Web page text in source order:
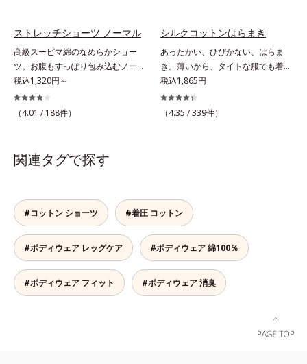
ソフトなテープを使用しており、締
のなめらかな肌ざわりです。ふわふ
ース肌側は、極細のマイクロパイル
を使った特別仕様で、ふわふわの肌
ざわり。レースが肌にあたってチク
チク…という不快感がありません。
ストレッチショーツ ノーマル
高級スーピマ綿のなめらかショー
ツ。お腹もすっぽり包み込むノーマ
ルタイプ。ぴったり密着して、くい
こまない座るとヒップの面積は広が
り、立つと元に戻ります。このよう
け、ヒップをたっぷり包み込む布分
量を使いました。だからどんな動き
すっぽり包み込むノーマルタイプで
す。うっとりするような肌ざわり
「高級スーピマ綿」を贅沢に使用
し、肌にぴたっと吸いつくようなこ
こちよさを感じます。ワンランク上
のなめらかな肌ざわりです。ふわふ
わ感触のレースウエストと脚口のレ
税込1,320円～
（4.01 / 188件）
シルクコットンはらまき
あったかい、ひびかない、はらま
き。薄いから、タイトな服でも着こ
なしスマート。贅沢なダブル素材
で、薄手なのに驚くほどポカポカ肌
側はシルク100％、表側はコットン
対応します。
税込1,865円
（4.35 /339件）
関連タグで探す
#コットン ショーツ #着圧 コットン
#ボディウェア レッグケア #ボディウェア 綿100％
#ボディウェア フィット #ボディウェア 消臭